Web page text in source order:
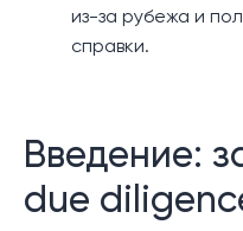
из-за рубежа и
справки.
Введение:
due